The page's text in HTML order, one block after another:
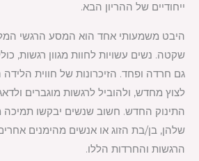
ייחודיים של ההריון הבא.
היבט משמעותי אחד הוא המסע הרגשי
שקטה. נשים עשויות לחוות מגוון רגשות,
גם חרדה ופחד. הזיכרונות של חווית
לצוץ מחדש, ולהוביל לרגשות מוגברים
התינוק החדש. חשוב שנשים יבקשו תמיכה
שלהן, בן/בת הזוג או אנשים מהימנים
הרגשות והחרדות הללו.